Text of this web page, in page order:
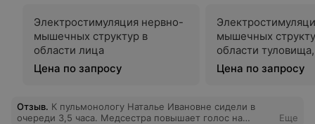
Электростимуляция нервно-
мышечных структур в
области лица
Цена по запросу
мышечных
области туловища,
конечностей
Цена по запросу
Отзыв. К пульмонологу Наталье Ивановне сидели в
очереди 3,5 часа. Медсестра повышает голос на
Еще